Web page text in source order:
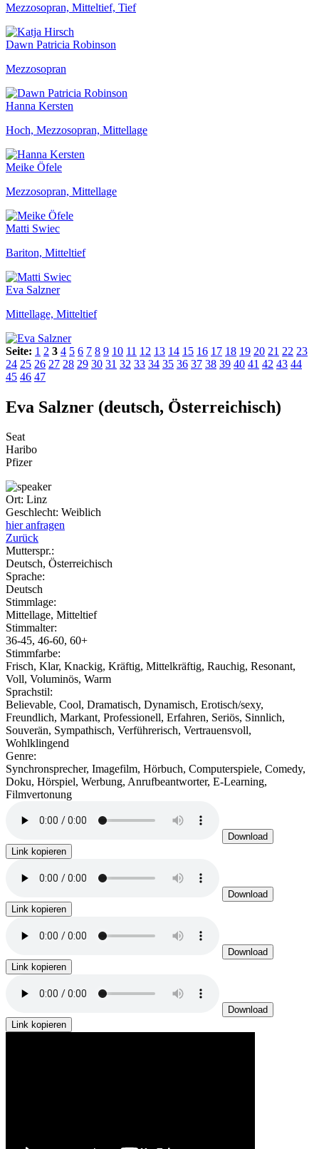
Mezzosopran, Mitteltief, Tief
Dawn Patricia Robinson
Mezzosopran
Hanna Kersten
Hoch, Mezzosopran, Mittellage
Meike Öfele
Mezzosopran, Mittellage
Matti Swiec
Bariton, Mitteltief
Eva Salzner
Mittellage, Mitteltief
Seite: 1 2 3 4 5 6 7 8 9 10 11 12 13 14 15 16 17 18 19 20 21 22 23
24 25 26 27 28 29 30 31 32 33 34 35 36 37 38 39 40 41 42 43 44
45 46 47
Eva Salzner (deutsch, Österreichisch)
Seat
Haribo
Pfizer
Ort: Linz
Geschlecht: Weiblich
hier anfragen
Zurück
Mutterspr.:
Deutsch, Österreichisch
Sprache:
Deutsch
Stimmlage:
Mittellage, Mitteltief
Stimmalter:
36-45, 46-60, 60+
Stimmfarbe:
Frisch, Klar, Knackig, Kräftig, Mittelkräftig, Rauchig, Resonant,
Voll, Voluminös, Warm
Sprachstil:
Believable, Cool, Dramatisch, Dynamisch, Erotisch/sexy,
Freundlich, Markant, Professionell, Erfahren, Seriös, Sinnlich,
Souverän, Sympathisch, Verführerisch, Vertrauensvoll,
Wohlklingend
Genre:
Synchronsprecher, Imagefilm, Hörbuch, Computerspiele, Comedy,
Doku, Hörspiel, Werbung, Anrufbeantworter, E-Learning,
Filmvertonung
Download
Link kopieren
Download
Link kopieren
Download
Link kopieren
Download
Link kopieren